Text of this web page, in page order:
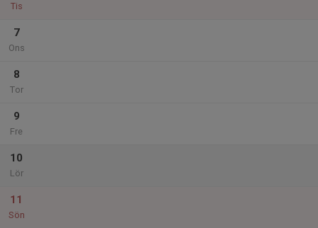
Tis
7
Ons
8
Tor
9
Fre
10
Lör
11
Sön